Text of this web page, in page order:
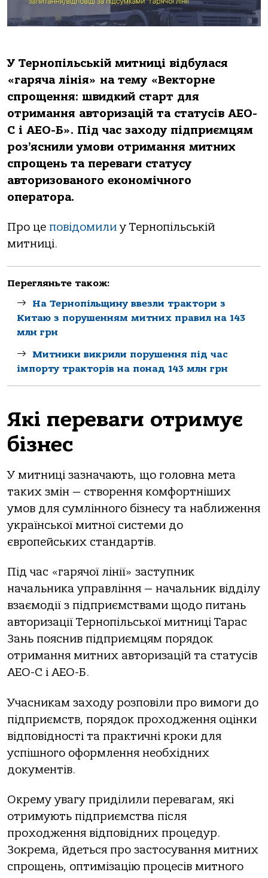
У Тернопільській митниці відбулася
«гаряча лінія» на тему «Векторне
спрощення: швидкий старт для
отримання авторизацій та статусів АЕО-
С і АЕО-Б». Під час заходу підприємцям
роз’яснили умови отримання митних
спрощень та переваги статусу
авторизованого економічного
оператора.
Про це повідомилиу Тернопільській
митниці.
Перегляньте також:
На Тернопільщину ввезли трактори з
Китаю з порушенням митних правил на 143
млн грн
Митники викрили порушення під час
імпорту тракторів на понад 143 млн грн
Які переваги отримує
бізнес
У митниці зазначають, що головна мета
таких змін — створення комфортніших
умов для сумлінного бізнесу та наближення
української митної системи до
європейських стандартів.
Під час «гарячої лінії» заступник
начальника управління — начальник відділу
взаємодії з підприємствами щодо питань
авторизації Тернопільської митниці Тарас
Зань пояснив підприємцям порядок
отримання митних авторизацій та статусів
АЕО-С і АЕО-Б.
Учасникам заходу розповіли про вимоги до
підприємств, порядок проходження оцінки
відповідності та практичні кроки для
успішного оформлення необхідних
документів.
Окрему увагу приділили перевагам, які
отримують підприємства після
проходження відповідних процедур.
Зокрема, йдеться про застосування митних
спрощень, оптимізацію процесів митного